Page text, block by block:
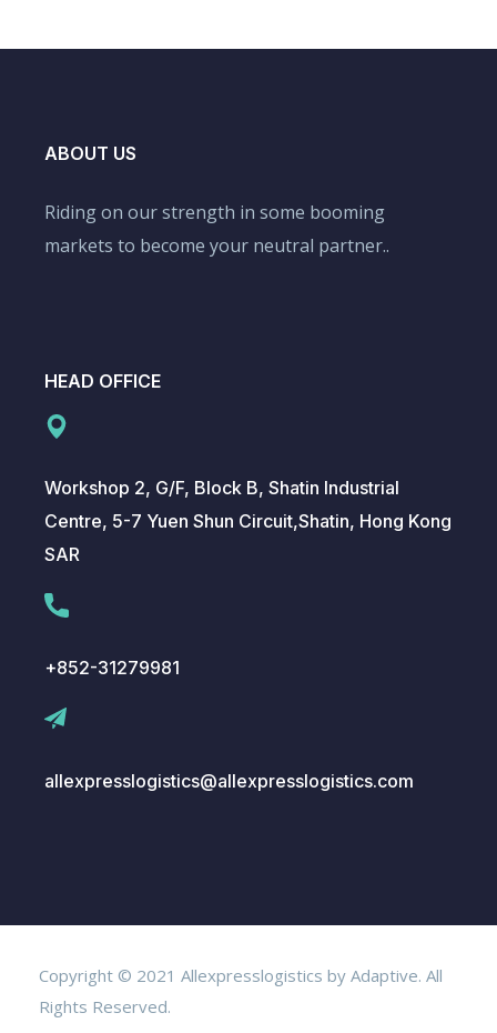
ABOUT US
Riding on our strength in some booming
markets to become your neutral partner..
HEAD OFFICE
Workshop 2, G/F, Block B, Shatin Industrial
Centre, 5-7 Yuen Shun Circuit,Shatin, Hong Kong
SAR
+852-31279981
allexpresslogistics@allexpresslogistics.com
Copyright © 2021 Allexpresslogistics by Adaptive. All
Rights Reserved.